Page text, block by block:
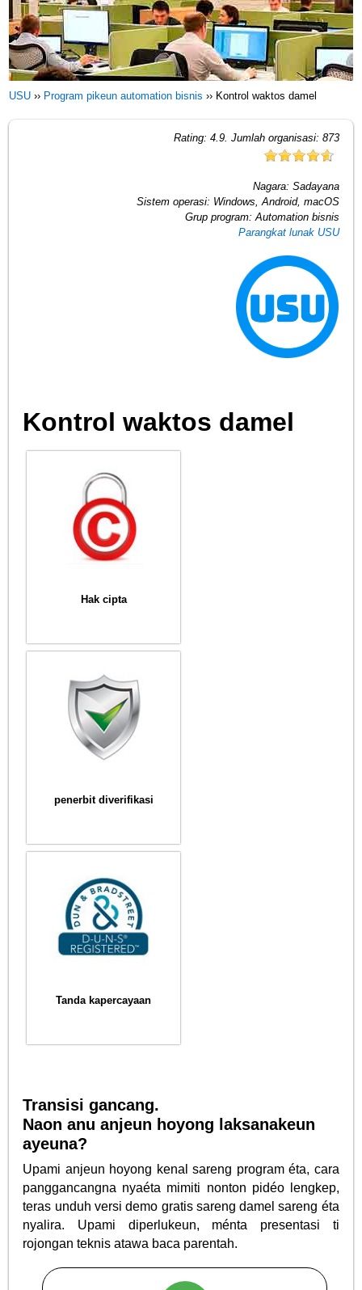
USU ›› Program pikeun automation bisnis ›› Kontrol waktos damel
Rating: 4.9. Jumlah organisasi: 873
Nagara: Sadayana
Sistem operasi: Windows, Android, macOS
Grup program: Automation bisnis
Parangkat lunak USU
Kontrol waktos damel
Hak cipta
penerbit diverifikasi
Tanda kapercayaan
Transisi gancang.
Naon anu anjeun hoyong laksanakeun
ayeuna?
Upami anjeun hoyong kenal sareng program éta, cara
panggancangna nyaéta mimiti nonton pidéo lengkep,
teras unduh versi demo gratis sareng damel sareng éta
nyalira. Upami diperlukeun, ménta presentasi ti
rojongan teknis atawa baca parentah.